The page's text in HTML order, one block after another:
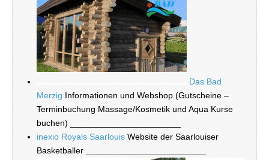
Das Bad
Merzig Informationen und Webshop (Gutscheine –
Terminbuchung Massage/Kosmetik und Aqua Kurse
buchen) _______________________
inexio Royals Saarlouis Website der Saarlouiser
Basketballer _________________________